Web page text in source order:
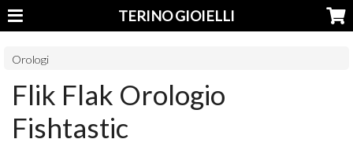
TERINO GIOIELLI
Orologi
Flik Flak Orologio
Fishtastic